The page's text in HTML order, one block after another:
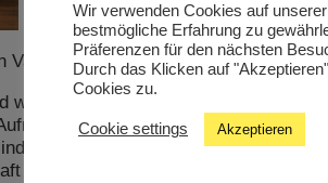
Valerie Springer.
verlieren wir, wenn wir es immer
geht Valerie Springer
als bloße Kulturtechniken. Es geht
der Langsamkeit.
Wir verwenden Cookies auf
bestmögliche Erfahrung zu
Präferenzen für den nächsten
Durch das Klicken auf
Cookies zu.
Cookie settings Akzeptieren